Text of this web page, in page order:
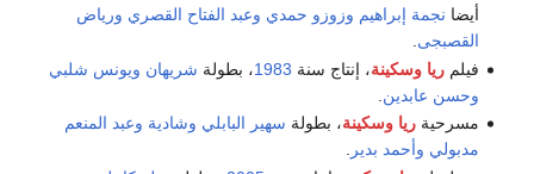
أيضا نجمة إبراهيم وزوزو حمدي وعبد الفتاح القصري ورياض
القصبجى.
فيلمريا وسكينة، إنتاج سنة 1983، بطولة شريهان ويونس شلبي
وحسن عابدين
مسرحيةريا وسكينة، بطولة سهير البابلي وشادية وعبد المنعم
مدبولي وأحمد بدير